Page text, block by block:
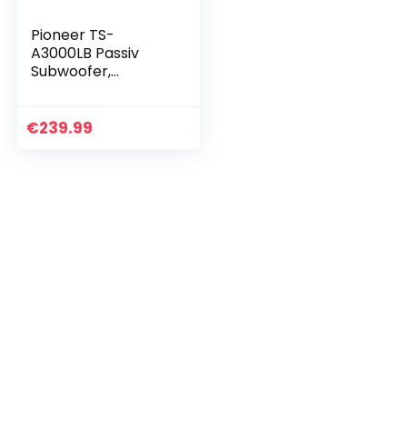
Pioneer TS-
A3000LB Passiv
Subwoofer,
Subwoofer mit 1500
€239.99